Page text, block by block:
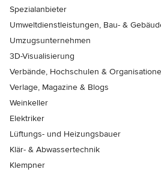
Spezialanbieter
Umweltdienstleistungen, Bau- &
Umzugsunternehmen
3D-Visualisierung
Verbände, Hochschulen &
Verlage, Magazine & Blogs
Weinkeller
Elektriker
Lüftungs- und Heizungsbauer
Klär- & Abwassertechnik
Klempner